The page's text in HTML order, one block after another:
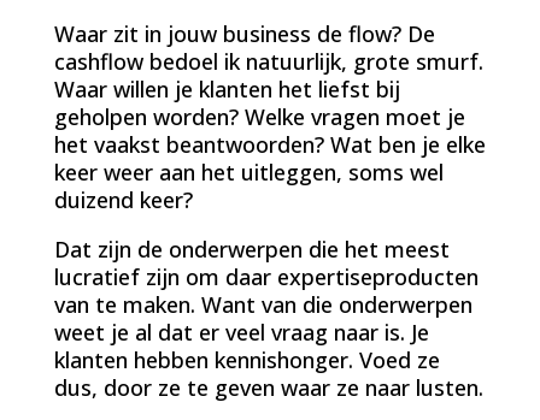
Waar zit in jouw business de flow? De
cashflow bedoel ik natuurlijk, grote smurf.
Waar willen je klanten het liefst bij
geholpen worden? Welke vragen moet je
het vaakst beantwoorden? Wat ben je elke
keer weer aan het uitleggen, soms wel
duizend keer?
Dat zijn de onderwerpen die het meest
lucratief zijn om daar expertiseproducten
van te maken. Want van die onderwerpen
weet je al dat er veel vraag naar is. Je
klanten hebben kennishonger. Voed ze
dus, door ze te geven waar ze naar lusten.